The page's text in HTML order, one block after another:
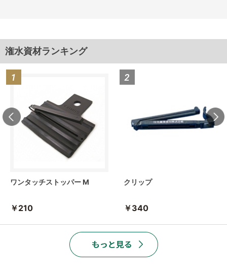
潅水資材ランキング
ワンタッチストッパー M
￥210
クリップ
￥340